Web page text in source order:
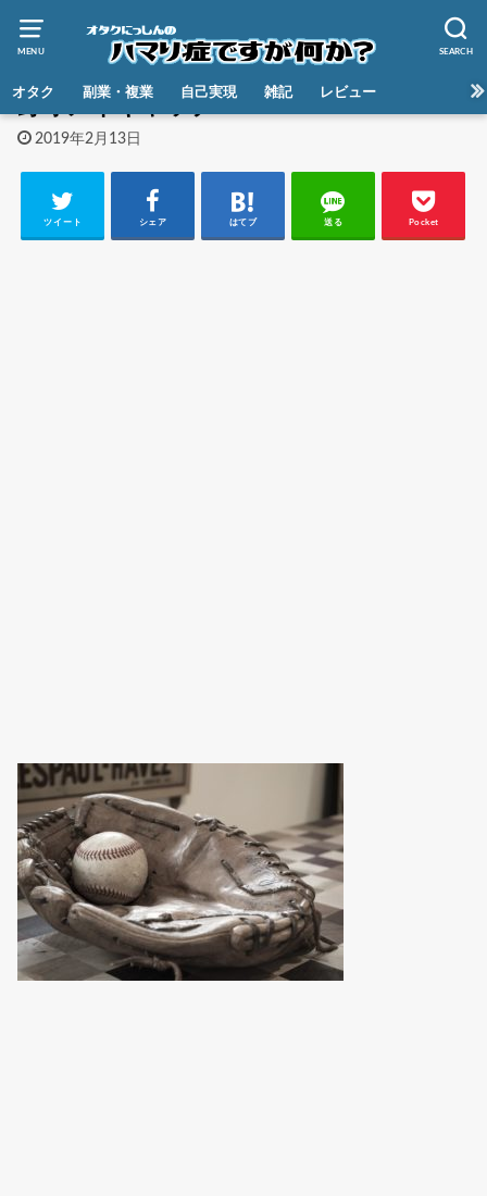
MENU SEARCH
オタク 副業・複業 自己実現 雑記 レビュー
2019年2月13日
ツイート シェア はてブ 送る Pocket